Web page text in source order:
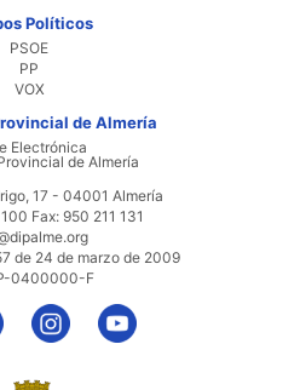
Políticos
PSOE
PP
VOX
de Almería
Electrónica
de Almería
17 - 04001 Almería
Fax: 950 211 131
de 24 de marzo de 2009
0400000-F